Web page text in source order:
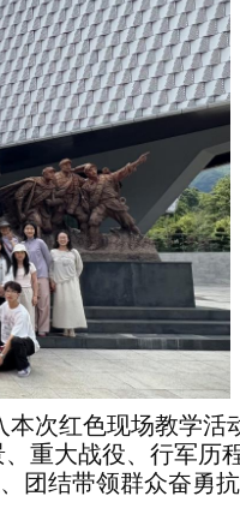
次红色现场教学
重大战役、行军历
团结带领群众奋勇抗